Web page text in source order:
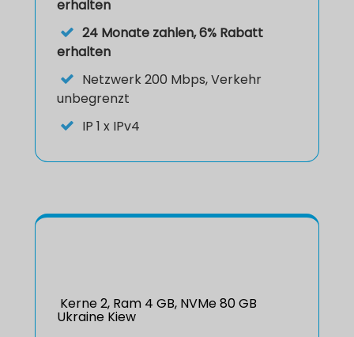
erhalten
24 Monate zahlen, 6% Rabatt
erhalten
Netzwerk200 Mbps, Verkehr
unbegrenzt
IP 1 x IPv4
Kerne 2, Ram 4 GB, NVMe 80 GB
Ukraine Kiew